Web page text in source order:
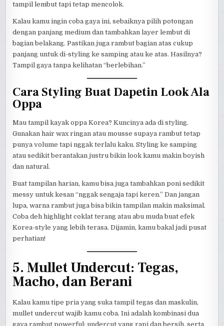
tampil lembut tapi tetap mencolok.
Kalau kamu ingin coba gaya ini, sebaiknya pilih potongan
dengan panjang medium dan tambahkan layer lembut di
bagian belakang. Pastikan juga rambut bagian atas cukup
panjang untuk di-styling ke samping atau ke atas. Hasilnya?
Tampil gaya tanpa kelihatan “berlebihan.”
Cara Styling Buat Dapetin Look Ala
Oppa
Mau tampil kayak oppa Korea? Kuncinya ada di styling.
Gunakan hair wax ringan atau mousse supaya rambut tetap
punya volume tapi nggak terlalu kaku. Styling ke samping
atau sedikit berantakan justru bikin look kamu makin boyish
dan natural.
Buat tampilan harian, kamu bisa juga tambahkan poni sedikit
messy untuk kesan “nggak sengaja tapi keren.” Dan jangan
lupa, warna rambut juga bisa bikin tampilan makin maksimal.
Coba deh highlight coklat terang atau abu muda buat efek
Korea-style yang lebih terasa. Dijamin, kamu bakal jadi pusat
perhatian!
5. Mullet Undercut: Tegas,
Macho, dan Berani
Kalau kamu tipe pria yang suka tampil tegas dan maskulin,
mullet undercut wajib kamu coba. Ini adalah kombinasi dua
gaya rambut powerful: undercut yang rapi dan bersih, serta